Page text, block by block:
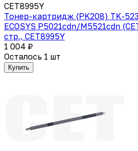
CET8995Y
Тонер-картридж (PK208) TK-
ECOSYS P5021cdn/M5521cdn
стр., CET8995Y
1 004 ₽
Осталось 1 шт
Купить